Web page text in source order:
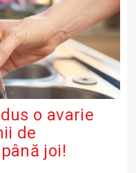
o avarie
de
joi!